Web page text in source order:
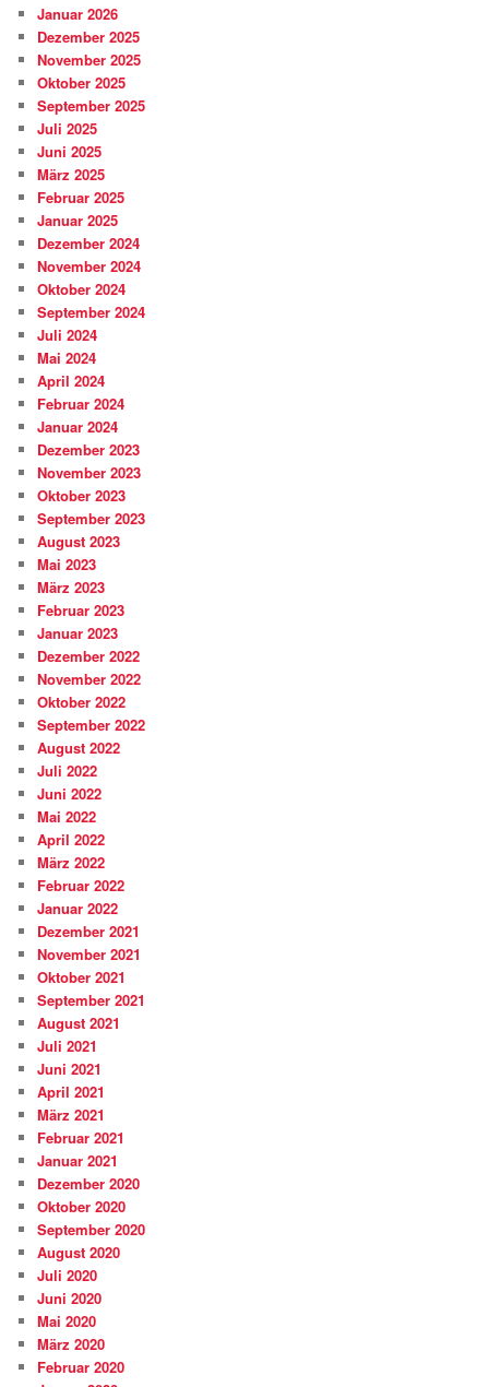
Januar 2026
Dezember 2025
November 2025
Oktober 2025
September 2025
Juli 2025
Juni 2025
März 2025
Februar 2025
Januar 2025
Dezember 2024
November 2024
Oktober 2024
September 2024
Juli 2024
Mai 2024
April 2024
Februar 2024
Januar 2024
Dezember 2023
November 2023
Oktober 2023
September 2023
August 2023
Mai 2023
März 2023
Februar 2023
Januar 2023
Dezember 2022
November 2022
Oktober 2022
September 2022
August 2022
Juli 2022
Juni 2022
Mai 2022
April 2022
März 2022
Februar 2022
Januar 2022
Dezember 2021
November 2021
Oktober 2021
September 2021
August 2021
Juli 2021
Juni 2021
April 2021
März 2021
Februar 2021
Januar 2021
Dezember 2020
Oktober 2020
September 2020
August 2020
Juli 2020
Juni 2020
Mai 2020
März 2020
Februar 2020